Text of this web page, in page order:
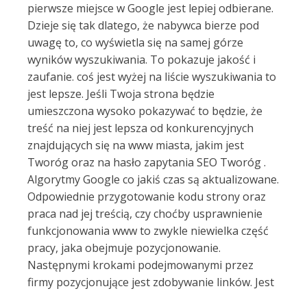
pierwsze miejsce w Google jest lepiej odbierane.
Dzieje się tak dlatego, że nabywca bierze pod
uwagę to, co wyświetla się na samej górze
wyników wyszukiwania. To pokazuje jakość i
zaufanie. coś jest wyżej na liście wyszukiwania to
jest lepsze. Jeśli Twoja strona będzie
umieszczona wysoko pokazywać to będzie, że
treść na niej jest lepsza od konkurencyjnych
znajdujących się na www miasta, jakim jest
Tworóg oraz na hasło zapytania SEO Tworóg .
Algorytmy Google co jakiś czas są aktualizowane.
Odpowiednie przygotowanie kodu strony oraz
praca nad jej treścią, czy choćby usprawnienie
funkcjonowania www to zwykle niewielka część
pracy, jaka obejmuje pozycjonowanie.
Następnymi krokami podejmowanymi przez
firmy pozycjonujące jest zdobywanie linków. Jest